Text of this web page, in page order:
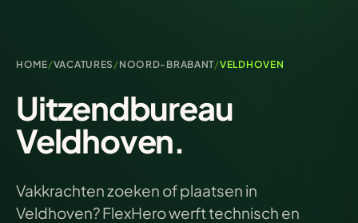
HOME/VACATURES / NOORD-BRABANT/VELDHOVEN
Uitzendbureau
Veldhoven.
Vakkrachten zoeken of plaatsen in
Veldhoven? FlexHero werft technisch en